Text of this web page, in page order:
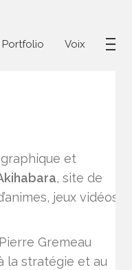
Portfolio Voix
et
, site de
jeux vidéos,
Gremeau
la stratégie et au